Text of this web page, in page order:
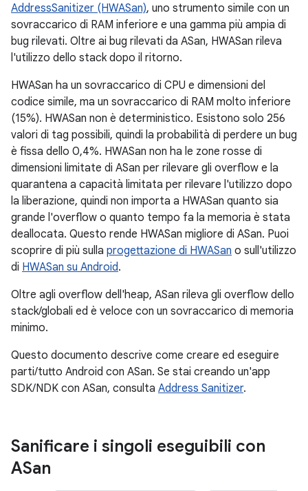
AddressSanitizer (HWASan), uno strumento simile con un
sovraccarico di RAM inferiore e una gamma più ampia di
bug rilevati. Oltre ai bug rilevati da ASan, HWASan rileva
l'utilizzo dello stack dopo il ritorno.
HWASan ha un sovraccarico di CPU e dimensioni del
codice simile, ma un sovraccarico di RAM molto inferiore
(15%). HWASan non è deterministico. Esistono solo 256
valori di tag possibili, quindi la probabilità di perdere un bug
è fissa dello 0,4%. HWASan non ha le zone rosse di
dimensioni limitate di ASan per rilevare gli overflow e la
quarantena a capacità limitata per rilevare l'utilizzo dopo
la liberazione, quindi non importa a HWASan quanto sia
grande l'overflow o quanto tempo fa la memoria è stata
deallocata. Questo rende HWASan migliore di ASan. Puoi
scoprire di più sulla progettazione di HWASan o sull'utilizzo
di HWASan su Android.
Oltre agli overflow dell'heap, ASan rileva gli overflow dello
stack/globali ed è veloce con un sovraccarico di memoria
minimo.
Questo documento descrive come creare ed eseguire
parti/tutto Android con ASan. Se stai creando un'app
SDK/NDK con ASan, consulta Address Sanitizer.
Sanificare i singoli eseguibili con
ASan